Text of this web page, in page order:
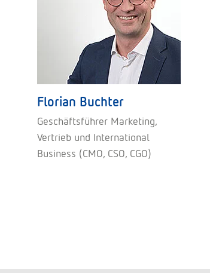
Florian Buchter
Geschäftsführer Marketing,
Vertrieb und International
Business (CMO, CSO, CGO)